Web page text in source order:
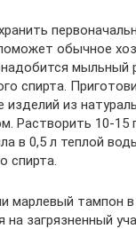
обычное
мыльный
спирта.
изделий из
Растворить 10-15
в 0,5 л теплой
спирта.
марлевый тампон
на загрязненный